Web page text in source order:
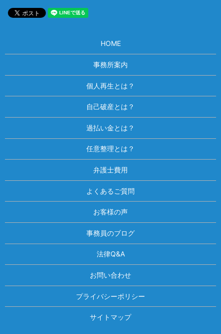
HOME
事務所案内
個人再生とは？
自己破産とは？
過払い金とは？
任意整理とは？
弁護士費用
よくあるご質問
お客様の声
事務員のブログ
法律Q&A
お問い合わせ
プライバシーポリシー
サイトマップ